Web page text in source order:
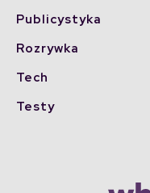
Publicystyka
Rozrywka
Tech
Testy